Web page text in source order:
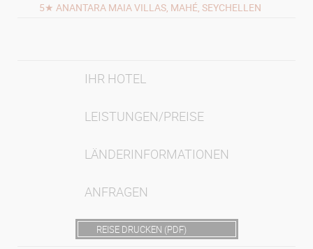
5★ ANANTARA MAIA VILLAS, MAHÉ, SEYCHELLEN
IHR HOTEL
LEISTUNGEN/PREISE
LÄNDERINFORMATIONEN
ANFRAGEN
REISE DRUCKEN (PDF)